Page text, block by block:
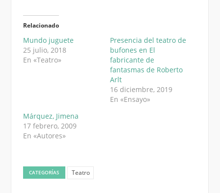
Relacionado
Mundo juguete
25 julio, 2018
En «Teatro»
Presencia del teatro de
bufones en El
fabricante de
fantasmas de Roberto
Arlt
16 diciembre, 2019
En «Ensayo»
Márquez, Jimena
17 febrero, 2009
En «Autores»
CATEGORÍAS Teatro